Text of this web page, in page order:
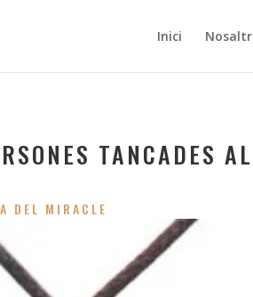
Inici
TANCADES
DEL MIRACLE